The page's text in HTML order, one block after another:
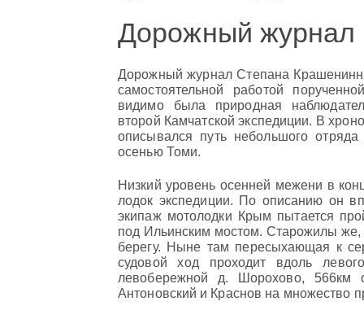
Дорожный журнал
Дорожный журнал Степана
самостоятельной работой
видимо была природная
второй Камчатской экспедиции. В
описывался путь небольшого
осенью Томи.
Низкий уровень осенней межени в
лодок экспедиции. По описанию он
экипаж мотолодки Крым пытается
под Ильинским мостом. Старожилы же,
берегу. Ныне там пересыхающая к
судовой ход проходит вдоль
левобережной д. Шорохово, 566км
Антоновский и Краснов на множество